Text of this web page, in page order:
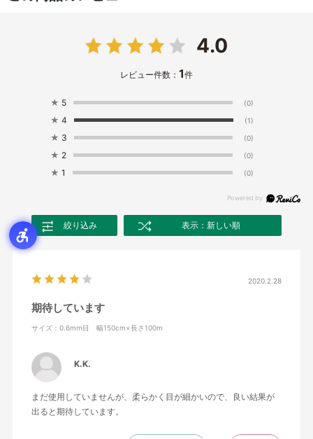
4.0
レビュー件数： 1件
★ 5 (0)
★ 4 (1)
★ 3 (0)
★ 2 (0)
★ 1 (0)
絞り込み 表示：新しい順
2020.2.28
期待しています
サイズ：0.6mm目 幅150cm×長さ100m
K.K.
まだ使用していませんが、柔らかく目が細かいので、良い結果が
出ると期待しています。